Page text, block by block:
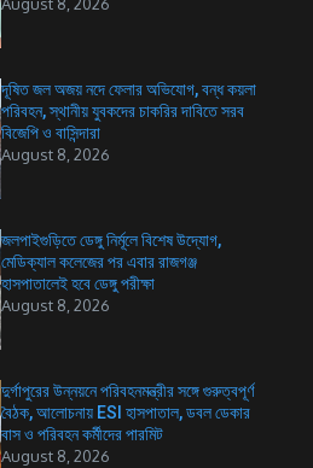
August 8, 2026
দূষিত জল অজয় নদে ফেলার অভিযোগ, বন্ধ কয়লা
পরিবহন, স্থানীয় যুবকদের চাকরির দাবিতে সরব
বিজেপি ও বাসিন্দারা
August 8, 2026
জলপাইগুড়িতে ডেঙ্গু নির্মূলে বিশেষ উদ্যোগ,
মেডিক্যাল কলেজের পর এবার রাজগঞ্জ
হাসপাতালেই হবে ডেঙ্গু পরীক্ষা
August 8, 2026
দুর্গাপুরের উন্নয়নে পরিবহনমন্ত্রীর সঙ্গে গুরুত্বপূর্ণ
বৈঠক, আলোচনায় ESI হাসপাতাল, ডবল ডেকার
বাস ও পরিবহন কর্মীদের পারমিট
August 8, 2026